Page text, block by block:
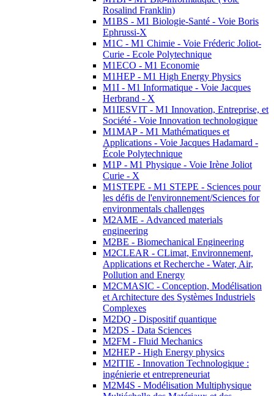
Rosalind Franklin)
M1BS - M1 Biologie-Santé - Voie Boris
Ephrussi-X
M1C - M1 Chimie - Voie Fréderic Joliot-
Curie - Ecole Polytechnique
M1ECO - M1 Economie
M1HEP - M1 High Energy Physics
M1I - M1 Informatique - Voie Jacques
Herbrand - X
M1IESVIT - M1 Innovation, Entreprise, et
Société - Voie Innovation technologique
M1MAP - M1 Mathématiques et
Applications - Voie Jacques Hadamard -
École Polytechnique
M1P - M1 Physique - Voie Irène Joliot
Curie - X
M1STEPE - M1 STEPE - Sciences pour
les défis de l'environnement/Sciences for
environmentals challenges
M2AME - Advanced materials
engineering
M2BE - Biomechanical Engineering
M2CLEAR - CLimat, Environnement,
Applications et Recherche - Water, Air,
Pollution and Energy
M2CMASIC - Conception, Modélisation
et Architecture des Systèmes Industriels
Complexes
M2DQ - Dispositif quantique
M2DS - Data Sciences
M2FM - Fluid Mechanics
M2HEP - High Energy physics
M2ITIE - Innovation Technologique :
ingénierie et entrepreneuriat
M2M4S - Modélisation Multiphysique